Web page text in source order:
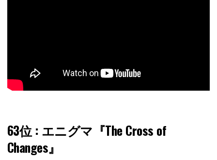
63位 : エニグマ『The Cross of
Changes』